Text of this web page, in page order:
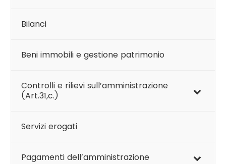
Bilanci
Beni immobili e gestione patrimonio
Controlli e rilievi sull’amministrazione
(Art.31,c.)
Servizi erogati
Pagamenti dell’amministrazione